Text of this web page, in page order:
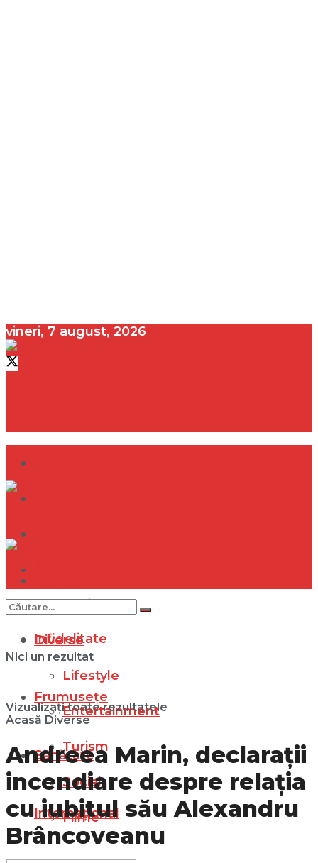
vineri, 7 august, 2026
Internațional
Diverse
Lifestyle
Entertainment
Turism
Social
Filme
Infidelitate
Frumusețe
Sănătate
Internațional
Nici un rezultat
Vizualizați toate rezultatele
Acasă Diverse
Andreea Marin, declarații
incendiare despre relația
cu iubitul său Alexandru
Brâncoveanu